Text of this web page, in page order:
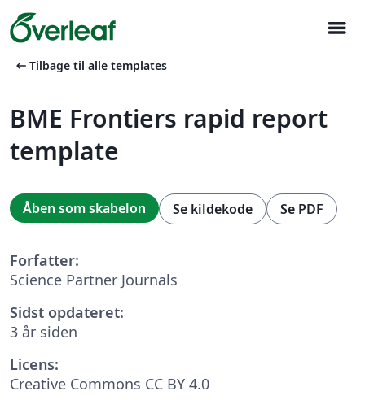
menu
arrow_left_alt Tilbage til alle templates
BME Frontiers rapid report
template
Åben som skabelon Se kildekode Se PDF
Forfatter:
Science Partner Journals
Sidst opdateret:
3 år siden
Licens:
Creative Commons CC BY 4.0